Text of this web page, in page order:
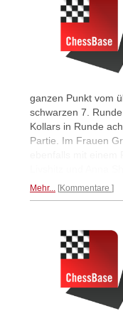
ganzen Punkt vom
schwarzen 7.
Kollars in Runde
Partie. Im Frauen
Mehr... Kommentare